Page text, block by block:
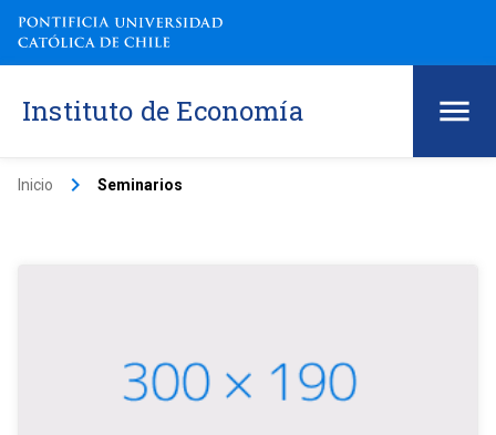
Instituto de Economía
Inicio keyboard_arrow_right Seminarios